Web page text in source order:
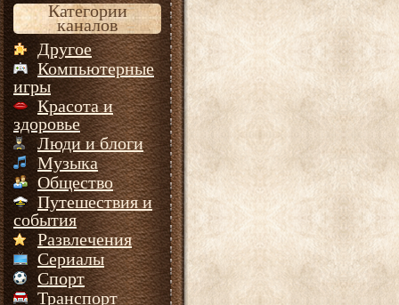
Категории
каналов
Другое
Компьютерные
игры
Красота и
здоровье
Люди и блоги
Музыка
Общество
Путешествия и
события
Развлечения
Сериалы
Спорт
Транспорт